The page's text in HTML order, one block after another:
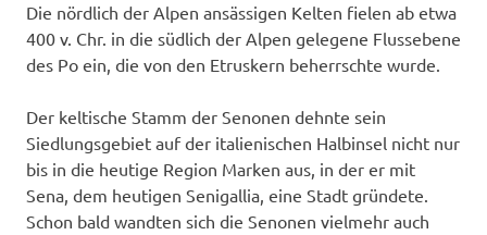
Die nördlich der Alpen ansässigen Kelten fielen ab etwa
400 v. Chr. in die südlich der Alpen gelegene Flussebene
des Po ein, die von den Etruskern beherrschte wurde.
Der keltische Stamm der Senonen dehnte sein
Siedlungsgebiet auf der italienischen Halbinsel nicht nur
bis in die heutige Region Marken aus, in der er mit
Sena, dem heutigen Senigallia, eine Stadt gründete.
Schon bald wandten sich die Senonen vielmehr auch